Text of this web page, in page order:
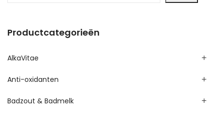
Productcategorieën
AlkaVitae
Anti-oxidanten
Badzout & Badmelk